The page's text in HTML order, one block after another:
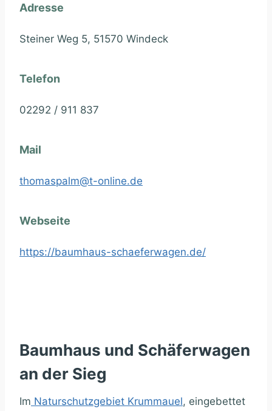
Adresse
Steiner Weg 5, 51570 Windeck
Telefon
02292 / 911 837
Mail
thomaspalm@t-online.de
Webseite
https://baumhaus-schaeferwagen.de/
Baumhaus und Schäferwagen
an der Sieg
Im Naturschutzgebiet Krummauel, eingebettet